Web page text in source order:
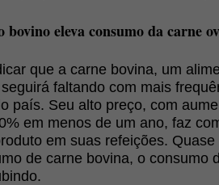
eleva consumo da carne
que a carne bovina, um
faltando com mais
país. Seu alto preço, com
em menos de um ano, faz
em suas refeições.
de carne bovina, o consumo